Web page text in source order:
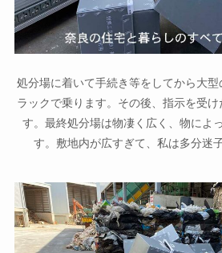
処分場に着いて手続き等をしてから大
ラックで乗ります。その後、指示を受
す。最終処分場は物凄く広く、物によ
す。敷地内が広すぎて、私は多分迷